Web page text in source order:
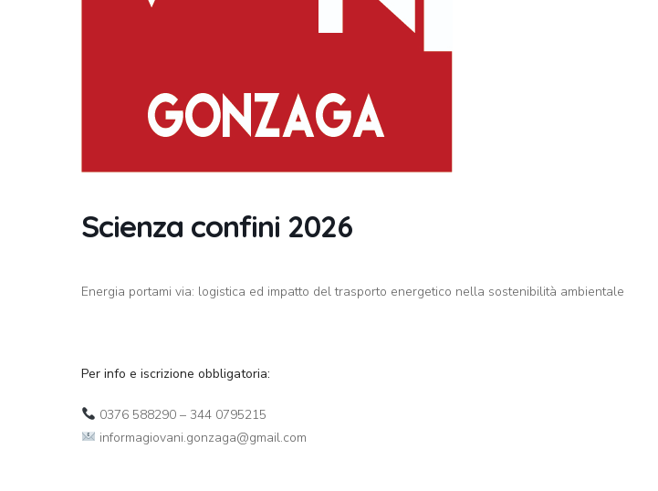
Scienza confini 2026
Energia portami via: logistica ed impatto del trasporto energetico nella sostenibilità ambientale
Per info e iscrizione obbligatoria:
0376 588290– 344 0795215
informagiovani.gonzaga@gmail.com